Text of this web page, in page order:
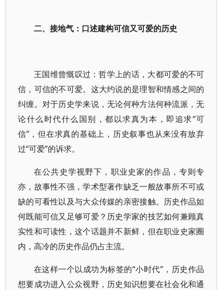
二、接地气：口述建构可信又可爱的历史
王国维曾慨叹过：哲学上的话，大都可爱的不可
信，可信的不可爱。这大约说的是理智和情感之间的
纠缠。对于历史学来说，无论何种方法何种流派，无
论什么时代什么国别，都以求真为本，即追求“可
信”，但在求真的基础上，历史叙事也从来没有放弃
过“可爱”的诉求。
在公共史学视野下，职业史家的作品，专则专
亦，故事性不强，学术型著作缺乏一般故事所不可或
缺的可看性以及与大众传媒的亲密接触。历史作品如
何既能可信又足够可爱？历史学家的技艺如何兼顾真
实性和可读性，这个话题并不新鲜，但在职业史家圈
内，高冷的历史作品仍占主流。
在这样一个以成功为标签的“小时代”，历史作品
想要成功进入公众视野，历史知识想要在社会化和通